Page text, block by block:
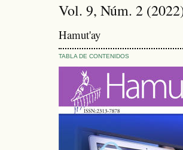
Vol. 9, Núm. 2
Hamut'ay
TABLA DE CONTENIDOS